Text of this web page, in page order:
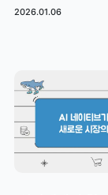
2026.01.06